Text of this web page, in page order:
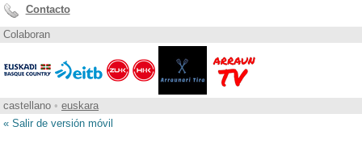
Contacto
Colaboran
castellano • euskara
« Salir de versión móvil